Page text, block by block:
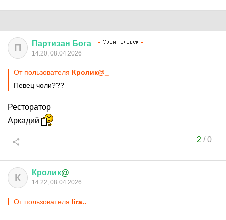
П Партизан Бога
14:20, 08.04.2026
От пользователя Кролик@_
Певец чоли???
Ресторатор
Аркадий
2 /0
К Кролик@_
14:22, 08.04.2026
От пользователя lira..